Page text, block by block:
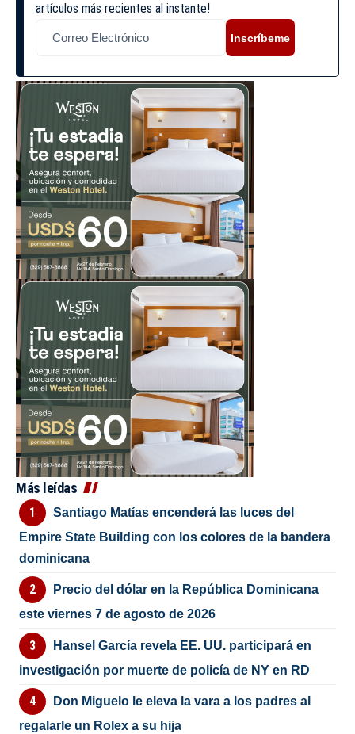
artículos más recientes al instante!
Inscríbeme
Más leídas
Santiago Matías encenderá las luces del
Empire State Building con los colores de la bandera
dominicana
Precio del dólar en la República Dominicana
este viernes 7 de agosto de 2026
Hansel García revela EE. UU. participará en
investigación por muerte de policía de NY en RD
Don Miguelo le eleva la vara a los padres al
regalarle un Rolex a su hija